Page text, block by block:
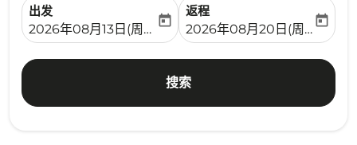
出发
fc-booking-departure-date-aria-label
2026年08月13日(周四)
today
返程
fc-booking-return-date-
2026年08月20日(周四)
today
搜索